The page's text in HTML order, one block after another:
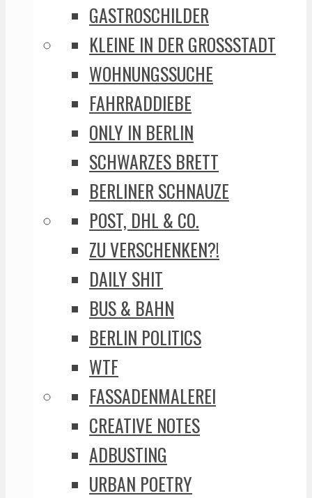
GASTROSCHILDER
KLEINE IN DER GROSSSTADT
WOHNUNGSSUCHE
FAHRRADDIEBE
ONLY IN BERLIN
SCHWARZES BRETT
BERLINER SCHNAUZE
POST, DHL & CO.
ZU VERSCHENKEN?!
DAILY SHIT
BUS & BAHN
BERLIN POLITICS
WTF
FASSADENMALEREI
CREATIVE NOTES
ADBUSTING
URBAN POETRY